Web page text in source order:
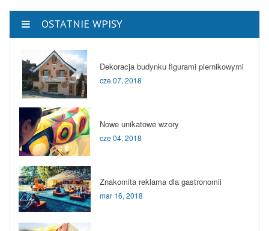
OSTATNIE WPISY
Dekoracja budynku figurami piernikowymi
cze 07, 2018
Nowe unikatowe wzory
cze 04, 2018
Znakomita reklama dla gastronomii
mar 16, 2018